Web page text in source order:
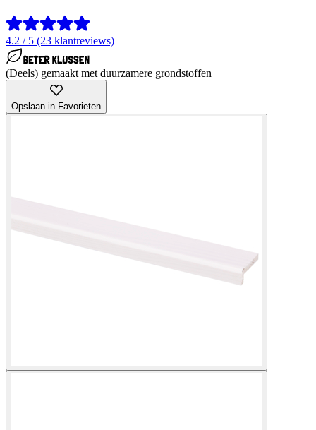
4.2 / 5 (23 klantreviews)
(Deels) gemaakt met duurzamere grondstoffen
Opslaan in Favorieten